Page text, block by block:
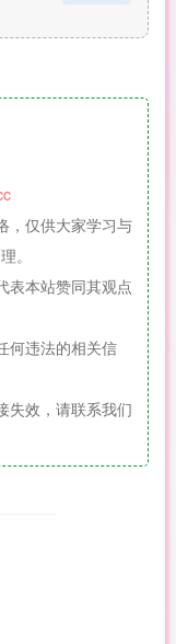
，仅供大家学习与
。
表本站赞同其观点
何违法的相关信
失效，请联系我们